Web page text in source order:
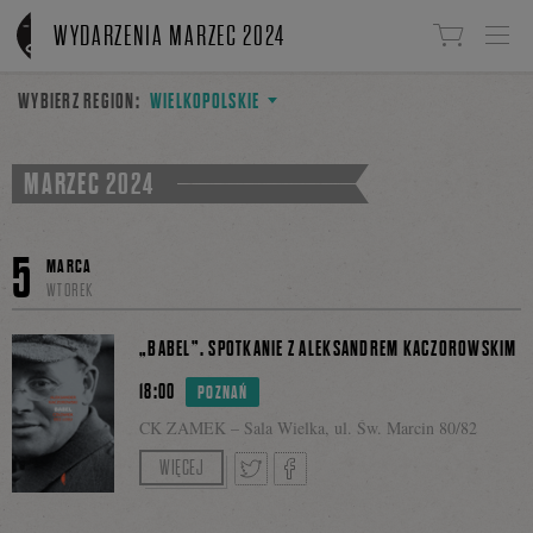
Linki do przejścia
WYDARZENIA MARZEC 2024
WYBIERZ REGION: WIELKOPOLSKIE
MARZEC 2024
5
MARCA
WTOREK
18:00 POZNAŃ
CK ZAMEK – Sala Wielka, ul. Św. Marcin 80/82
„BABEL”. SPOTKANIE Z ALEKSANDREM KACZOROWSKIM
Prowadzenie: Piotr Oleksy.
WIĘCEJ